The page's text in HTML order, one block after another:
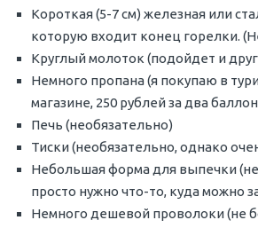
Короткая (5-7 см) железная или
которую входит конец горелки.
Круглый молоток (подойдет и
Немного пропана (я покупаю в
магазине, 250 рублей за два
Печь (необязательно)
Тиски (необязательно, однако
Небольшая форма для выпечки
просто нужно что-то, куда можно
Немного дешевой проволоки (не